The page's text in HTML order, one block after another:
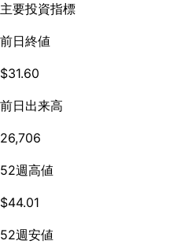
主要投資指標
前日終値
$31.60
前日出来高
26,706
52週高値
$44.01
52週安値